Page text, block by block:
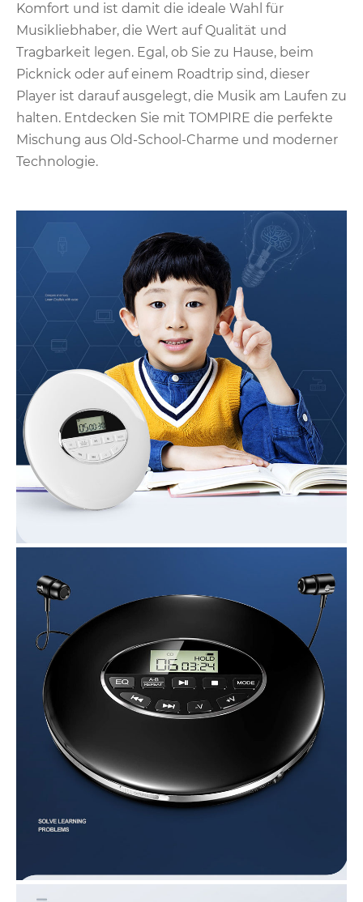
Komfort und ist damit die ideale Wahl für
Musikliebhaber, die Wert auf Qualität und
Tragbarkeit legen. Egal, ob Sie zu Hause, beim
Picknick oder auf einem Roadtrip sind, dieser
Player ist darauf ausgelegt, die Musik am Laufen zu
halten. Entdecken Sie mit TOMPIRE die perfekte
Mischung aus Old-School-Charme und moderner
Technologie.